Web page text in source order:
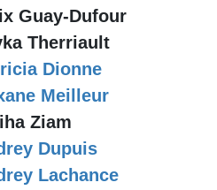
Guay-Dufour
Therriault
Dionne
Meilleur
Ziam
Dupuis
Lachance